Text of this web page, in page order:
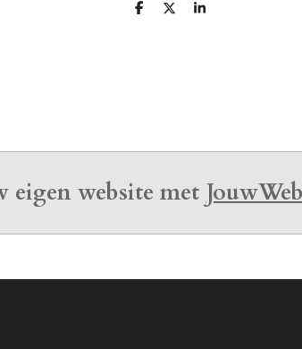
D
D
S
eigen website met